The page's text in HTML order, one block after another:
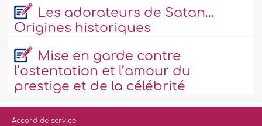
Les adorateurs de Satan…
Origines historiques
Mise en garde contre
l’ostentation et l’amour du
prestige et de la célébrité
Accord de service